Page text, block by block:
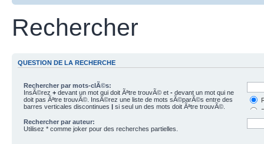
Rechercher
QUESTION DE LA RECHERCHE
Rechercher par mots-clÃ©s:
InsÃ©rez+ devant un mot qui doit Ãªtre trouvÃ© et- devant un mot qui ne
doit pas Ãªtre trouvÃ©. InsÃ©rez une liste de mots sÃ©parÃ©s entre des
barres verticales discontinues
si seul un des mots doit Ãªtre trouvÃ©.
Rechercher par auteur:
Utilisez * comme joker pour des recherches partielles.